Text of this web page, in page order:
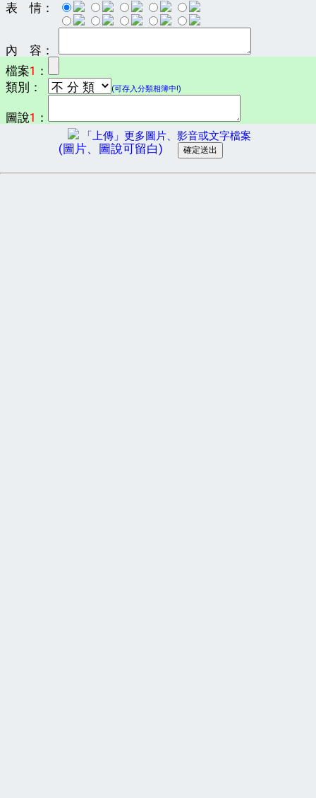
表 情：
內 容：
檔案1 ：
類別：
(可存入分類相簿中!)
圖說1 ：
「上傳」更多圖片、影音或文字檔案
(圖片、圖說可留白)